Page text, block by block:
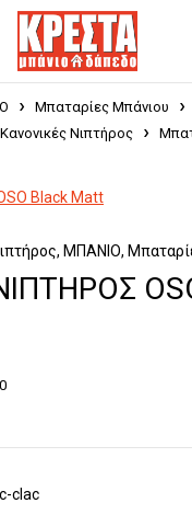
Μπαταρίες Μπάνιου
Κανονικές Νιπτήρος
, ΜΠΑΝΙΟ,
clac